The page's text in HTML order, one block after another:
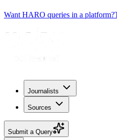
Want HARO queries in a platform?
Journalists
Sources
Submit a Query